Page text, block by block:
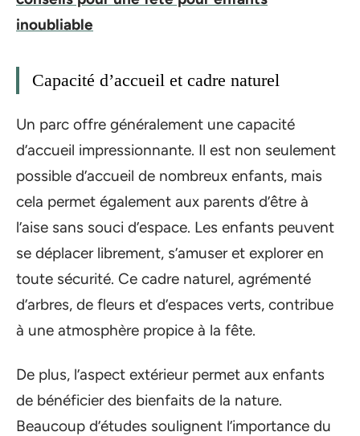
inoubliable
Capacité d’accueil et cadre naturel
Un parc offre généralement une capacité
d’accueil impressionnante. Il est non seulement
possible d’accueil de nombreux enfants, mais
cela permet également aux parents d’être à
l’aise sans souci d’espace. Les enfants peuvent
se déplacer librement, s’amuser et explorer en
toute sécurité. Ce cadre naturel, agrémenté
d’arbres, de fleurs et d’espaces verts, contribue
à une atmosphère propice à la fête.
De plus, l’aspect extérieur permet aux enfants
de bénéficier des bienfaits de la nature.
Beaucoup d’études soulignent l’importance du